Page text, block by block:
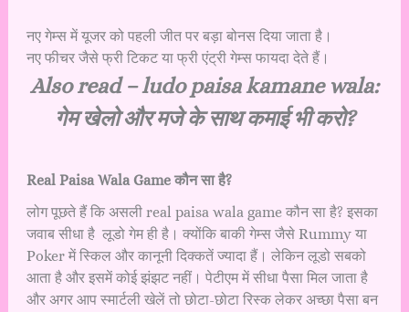
नए गेम्स में यूजर को पहली जीत पर बड़ा बोनस दिया जाता है।
नए फीचर जैसे फ्री टिकट या फ्री एंट्री गेम्स फायदा देते हैं।
Also read –ludo paisa kamane wala:
गेम खेलो और मजे के साथ कमाई भी करो?
Real Paisa Wala Game कौन सा है?
लोग पूछते हैं कि असली real paisa wala game कौन सा है? इसका
जवाब सीधा है लूडो गेम ही है। क्योंकि बाकी गेम्स जैसे Rummy या
Poker में स्किल और कानूनी दिक्कतें ज्यादा हैं। लेकिन लूडो सबको
आता है और इसमें कोई झंझट नहीं। पेटीएम में सीधा पैसा मिल जाता है
और अगर आप स्मार्टली खेलें तो छोटा-छोटा रिस्क लेकर अच्छा पैसा बन